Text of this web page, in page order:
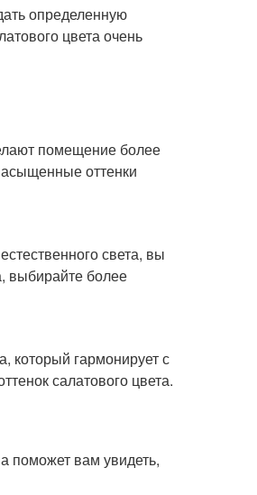
определенную
цвета очень
помещение более
оттенки
света, вы
выбирайте более
который гармонирует с
салатового цвета.
поможет вам увидеть,